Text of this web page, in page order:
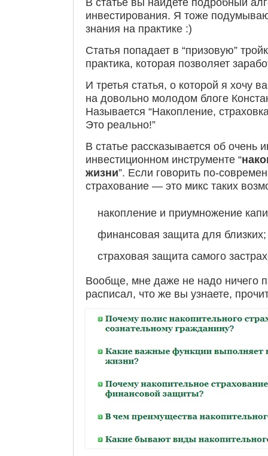
инвестирования. Я тоже
знания на практике :)
Статья попадает в “призовую”
практика, которая позволяет
И третья статья, о которой я хочу
на довольно молодом блоге
Называется “Накопление,
Это реально!”
В статье рассказывается об очень
инвестиционном инструменте “
жизни”. Если говорить по-
страхование — это микс таких
накопление и приумножение
финансовая защита для близких;
страховая защита самого
Вообще, мне даже не надо ничего
расписал, что же вы узнаете,